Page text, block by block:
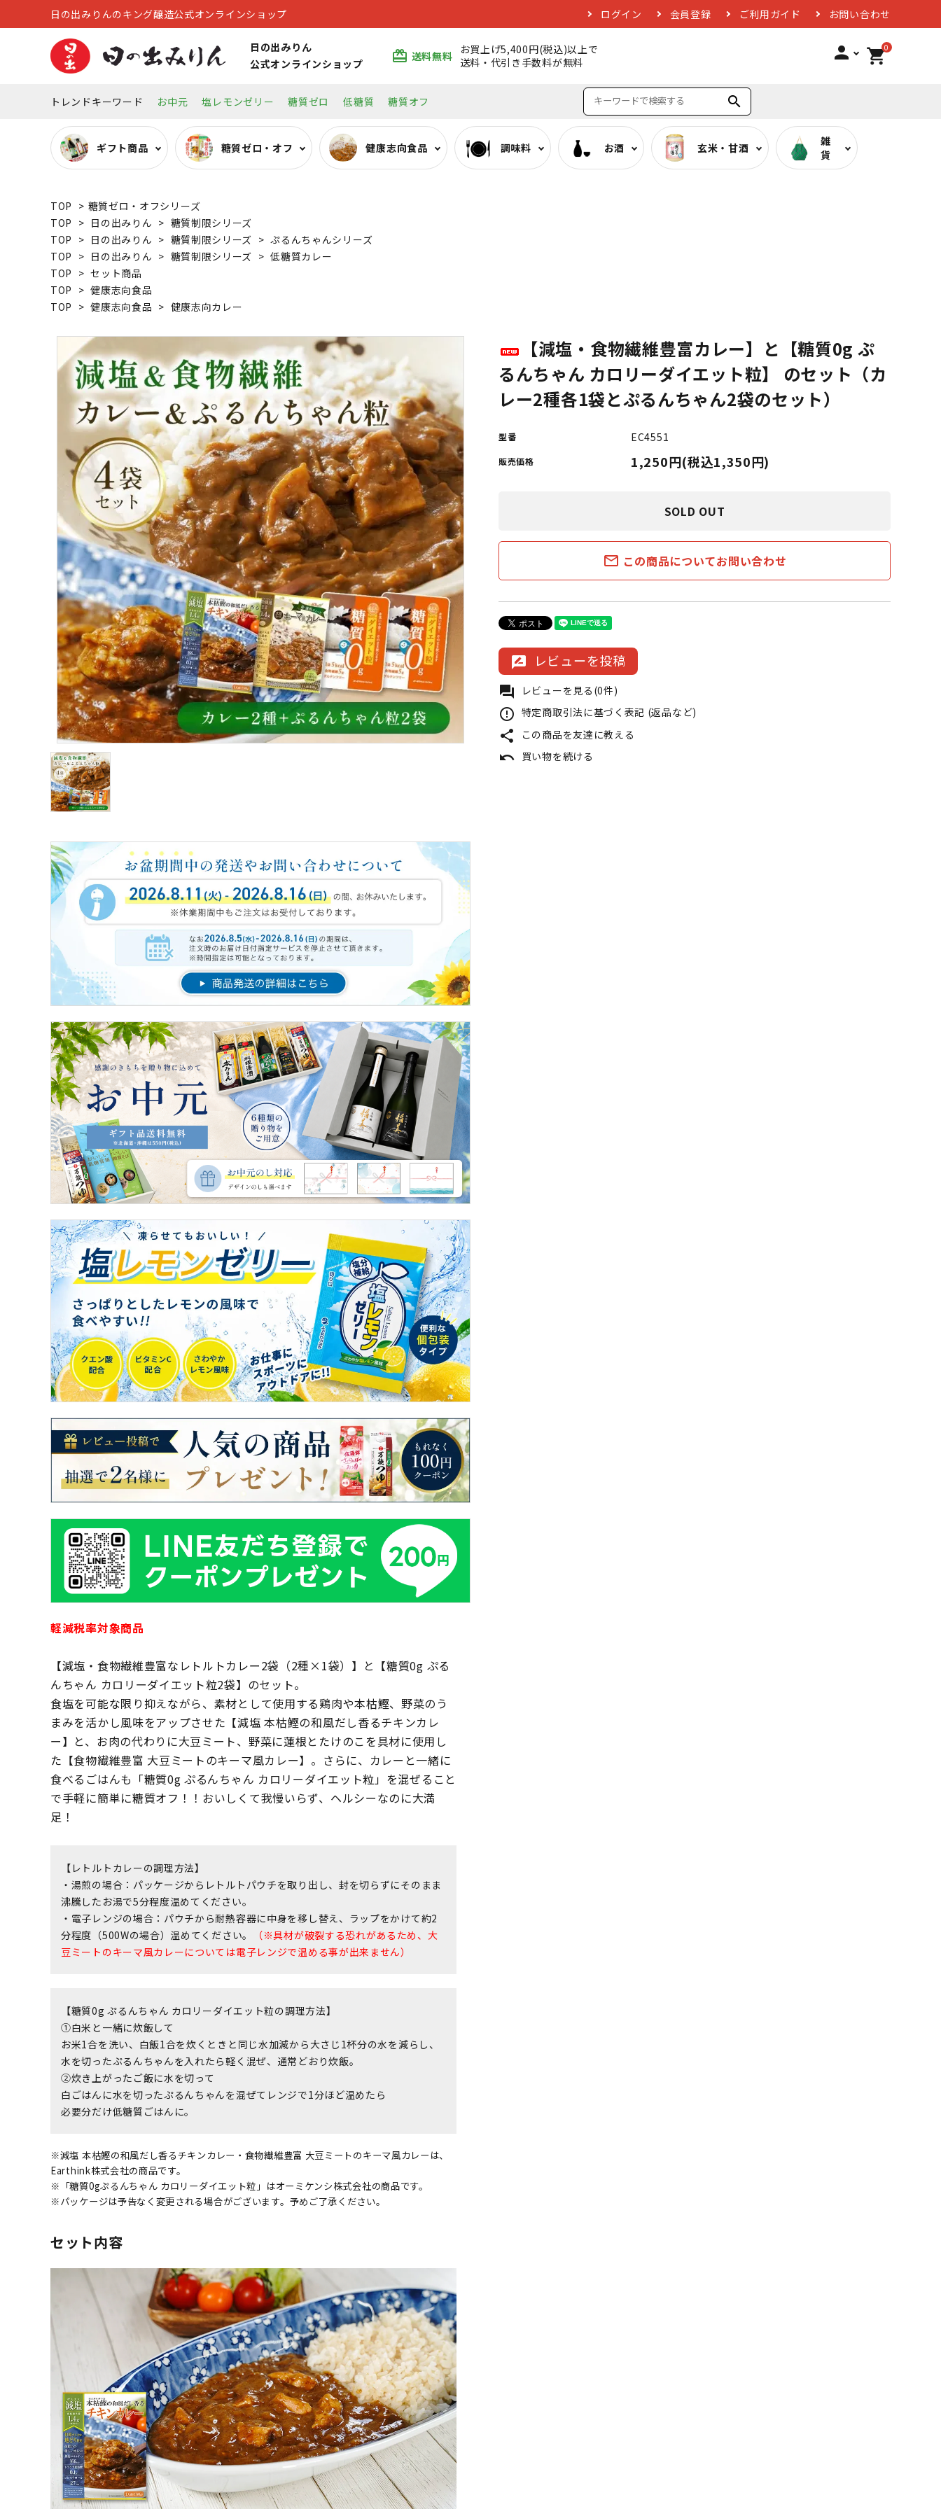
日の出みりんのキング醸造公式オンラインショップ ログイン 会員登録 ご利用ガイド お問い合わせ
日の出みりん
公式オンラインショップ
card_giftcard 送料無料
お買上げ5,400円(税込)以上で
送料・代引き手数料が無料
person 0
shopping_cart
トレンドキーワード お中元 塩レモンゼリー 糖質ゼロ 低糖質 糖質オフ search
ギフト商品 糖質ゼロ・オフ
糖質ゼロ・オフ調味料
健康志向食品 調味料
オーガニック調味料
その他
お酒
リキュール
玄米・甘酒
雑
貨
キッチン雑貨
TOP > 糖質ゼロ・オフシリーズ
TOP > 日の出みりん > 糖質制限シリーズ
TOP > 日の出みりん > 糖質制限シリーズ > ぷるんちゃんシリーズ
TOP > 日の出みりん > 糖質制限シリーズ > 低糖質カレー
TOP > セット商品
TOP > 健康志向食品
TOP > 健康志向食品 > 健康志向カレー
軽減税率対象商品
【減塩・食物繊維豊富なレトルトカレー2袋（2種×1袋）】と【糖質0g ぷる
んちゃん カロリーダイエット粒2袋】のセット。
食塩を可能な限り抑えながら、素材として使用する鶏肉や本枯鰹、野菜のう
まみを活かし風味をアップさせた【減塩 本枯鰹の和風だし香るチキンカレ
ー】と、お肉の代わりに大豆ミート、野菜に蓮根とたけのこを具材に使用し
た【食物繊維豊富 大豆ミートのキーマ風カレー】。さらに、カレーと一緒に
食べるごはんも「糖質0g ぷるんちゃん カロリーダイエット粒」を混ぜること
で手軽に簡単に糖質オフ！！おいしくて我慢いらず、ヘルシーなのに大満
足！
【レトルトカレーの調理方法】
・湯煎の場合：パッケージからレトルトパウチを取り出し、封を切らずにそのまま
沸騰したお湯で5分程度温めてください。
・電子レンジの場合：パウチから耐熱容器に中身を移し替え、ラップをかけて約2
分程度（500Wの場合）温めてください。
（※具材が破裂する恐れがあるため、大
豆ミートのキーマ風カレーについては電子レンジで温める事が出来ません）
【糖質0g ぷるんちゃん カロリーダイエット粒の調理方法】
①白米と一緒に炊飯して
お米1合を洗い、白飯1合を炊くときと同じ水加減から大さじ1杯分の水を減らし、
水を切ったぷるんちゃんを入れたら軽く混ぜ、通常どおり炊飯。
②炊き上がったご飯に水を切って
白ごはんに水を切ったぷるんちゃんを混ぜてレンジで1分ほど温めたら
必要分だけ低糖質ごはんに。
※減塩 本枯鰹の和風だし香るチキンカレー・食物繊維豊富 大豆ミートのキーマ風カレーは、
Earthink株式会社の商品です。
※「糖質0gぷるんちゃん カロリーダイエット粒」はオーミケンシ株式会社の商品です。
※パッケージは予告なく変更される場合がございます。予めご了承ください。
セット内容
【減塩・食物繊維豊富カレー】と【糖質0g ぷ
るんちゃん カロリーダイエット粒】 のセット（カ
レー2種各1袋とぷるんちゃん2袋のセット）
型番 EC4551
販売価格 1,250円(税込1,350円)
SOLD OUT
mail_outline この商品についてお問い合わせ
rate_review レビューを投稿
forum レビューを見る(0件)
error_outline 特定商取引法に基づく表記 (返品など)
share この商品を友達に教える
undo 買い物を続ける